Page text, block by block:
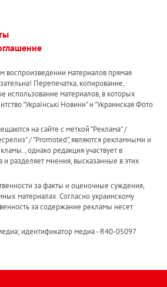
воспроизведении материалов прямая
Перепечатка, копирование,
использование материалов, в которых
"Українськi Новини" и "Украинская Фото
на сайте с меткой "Реклама" /
/ "Promoted", являются рекламными и
, однако редакция участвует в
и разделяет мнения, высказанные в этих
за факты и оценочные суждения,
материалах. Согласно украинскому
за содержание рекламы несет
идентификатор медиа - R40-05097